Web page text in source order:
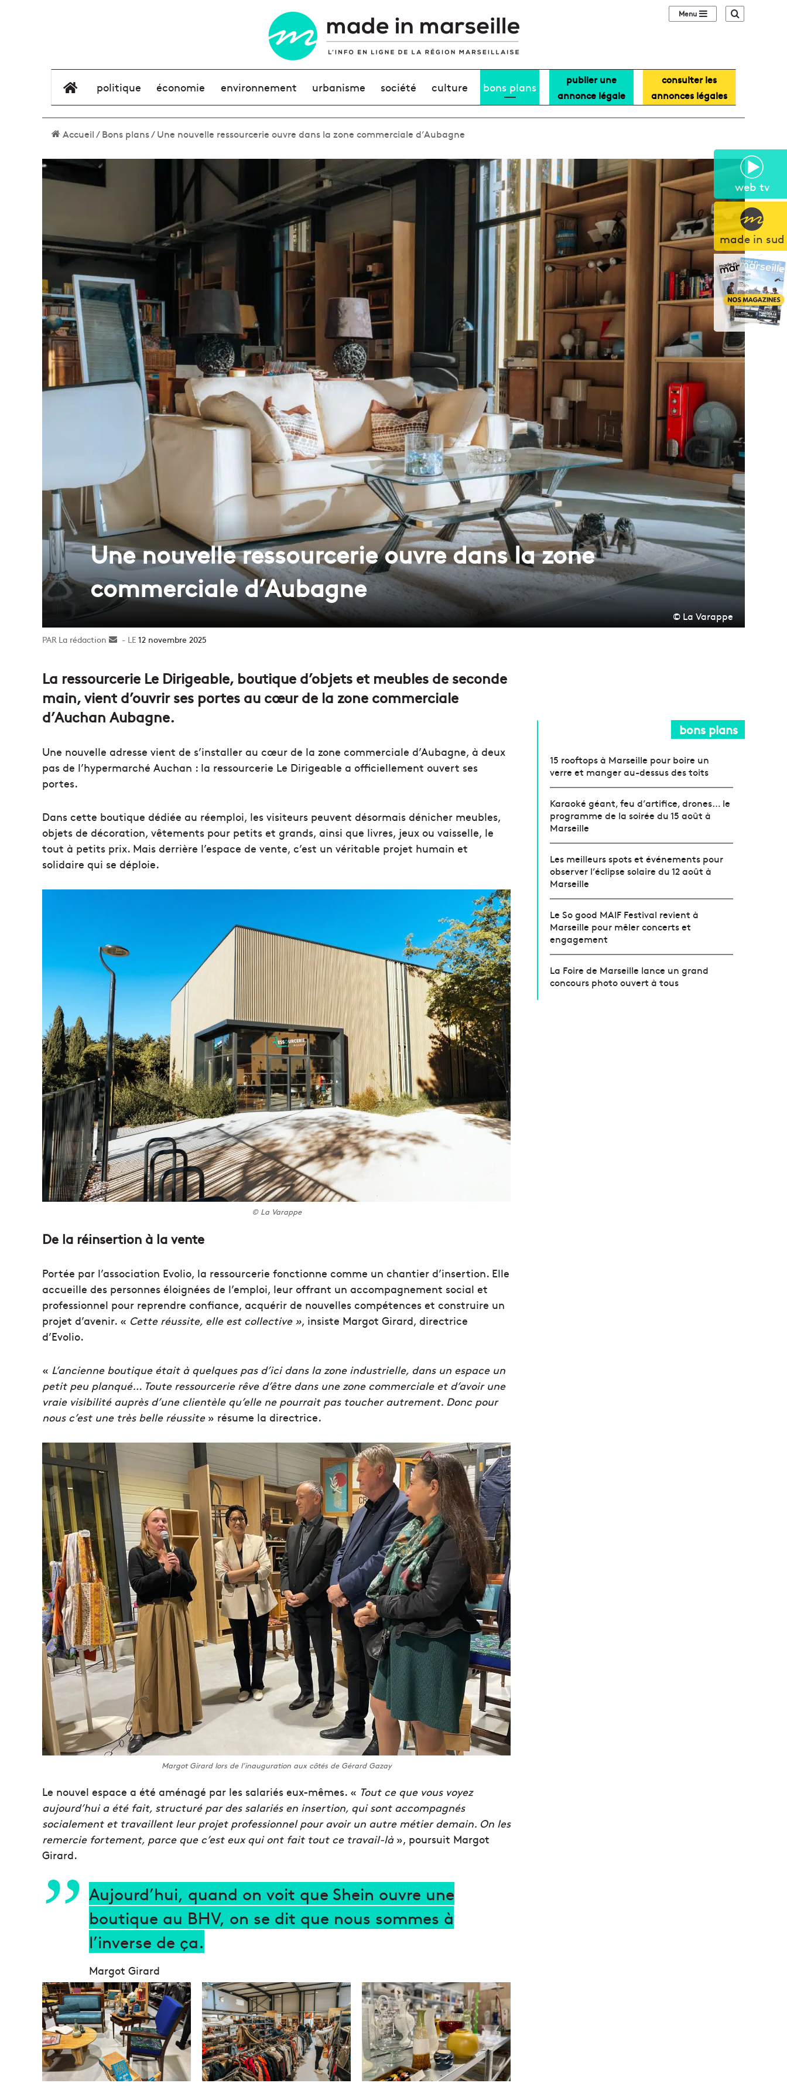
web tv
made in sud
Sidebar (barre
élément de menu
politique économie environnement urbanisme société culture bons plans
publier une
annonce légale
consulter les
annonces légales
Accueil/Bons plans/Une nouvelle ressourcerie ouvre dans la zone commerciale d’Aubagne
Une nouvelle ressourcerie ouvre dans la zone
commerciale d’Aubagne
© La Varappe
La rédaction
Envoyer12 novembre 2025
La ressourcerie Le Dirigeable, boutique d’objets et meubles de seconde
main, vient d’ouvrir ses portes au cœur de la zone commerciale
d’Auchan Aubagne.
Une nouvelle adresse vient de s’installer au cœur de la zone commerciale d’Aubagne, à deux
pas de l’hypermarché Auchan : la ressourcerie Le Dirigeable a officiellement ouvert ses
portes.
Dans cette boutique dédiée au réemploi, les visiteurs peuvent désormais dénicher meubles,
objets de décoration, vêtements pour petits et grands, ainsi que livres, jeux ou vaisselle, le
tout à petits prix. Mais derrière l’espace de vente, c’est un véritable projet humain et
solidaire qui se déploie.
© La Varappe
De la réinsertion à la vente
Portée par l’association Evolio, la ressourcerie fonctionne comme un chantier d’insertion. Elle
accueille des personnes éloignées de l’emploi, leur offrant un accompagnement social et
professionnel pour reprendre confiance, acquérir de nouvelles compétences et construire un
projet d’avenir. « Cette réussite, elle est collective », insiste Margot Girard, directrice
d’Evolio.
« L’ancienne boutique était à quelques pas d’ici dans la zone industrielle, dans un espace un
petit peu planqué… Toute ressourcerie rêve d’être dans une zone commerciale et d’avoir une
vraie visibilité auprès d’une clientèle qu’elle ne pourrait pas toucher autrement. Donc pour
nous c’est une très belle réussite» résume la directrice.
Margot Girard lors de l’inauguration aux côtés de Gérard Gazay
Le nouvel espace a été aménagé par les salariés eux-mêmes. « Tout ce que vous voyez
aujourd’hui a été fait, structuré par des salariés en insertion, qui sont accompagnés
socialement et travaillent leur projet professionnel pour avoir un autre métier demain. On les
remercie fortement, parce que c’est eux qui ont fait tout ce travail-là», poursuit Margot
Girard.
Aujourd’hui, quand on voit que Shein ouvre une
boutique au BHV, on se dit que nous sommes à
l’inverse de ça.
Margot Girard
bons plans
15 rooftops à Marseille pour boire un
verre et manger au-dessus des toits
Karaoké géant, feu d’artifice, drones… le
programme de la soirée du 15 août à
Marseille
Les meilleurs spots et événements pour
observer l’éclipse solaire du 12 août à
Marseille
Le So good MAIF Festival revient à
Marseille pour mêler concerts et
engagement
La Foire de Marseille lance un grand
concours photo ouvert à tous